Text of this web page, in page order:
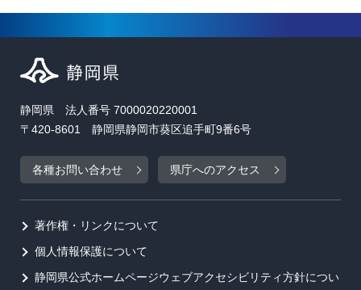
静岡県 法人番号 7000020220001
〒420-8601 静岡県静岡市葵区追手町9番6号
各種お問い合わせ 県庁へのアクセス
著作権・リンクについて
個人情報保護について
静岡県公式ホームページウェブアクセシビリティ方針につい